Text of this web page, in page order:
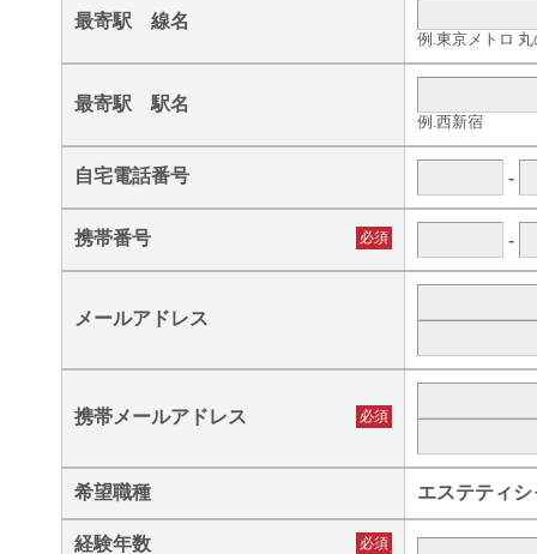
最寄駅 線名
例.東京メトロ 丸
最寄駅 駅名
例.西新宿
自宅電話番号 -
携帯番号 必須 -
メールアドレス
携帯メールアドレス 必須
希望職種 エステティシ
経験年数
必須